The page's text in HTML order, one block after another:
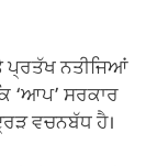
ਪ੍ਰਤੱਖ ਨਤੀਜਿਆਂ
‘ਆਪ’ ਸਰਕਾਰ
ਵਚਨਬੱਧ ਹੈ।